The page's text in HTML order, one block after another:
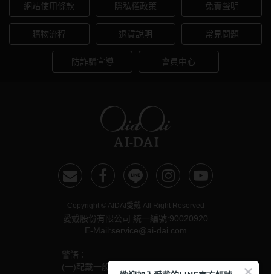
網站使用條款 隱私權政策 免責聲明
購物流程 退貨說明 常見問題
防詐騙宣導 會員中心
Copyright © AIDAI愛戴 All Right Reserved
愛戴股份有限公司 統一編號:90020920
E-Mail:service@ai-dai.com
警語：
(一)配戴一般隱形眼鏡須經眼科醫師驗光配鏡取得處